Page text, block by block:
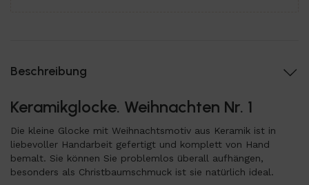
Beschreibung
Keramikglocke. Weihnachten Nr. 1
Die kleine Glocke mit Weihnachtsmotiv aus Keramik ist in
liebevoller Handarbeit gefertigt und komplett von Hand
bemalt. Sie können Sie problemlos überall aufhängen,
besonders als Christbaumschmuck ist sie natürlich ideal.